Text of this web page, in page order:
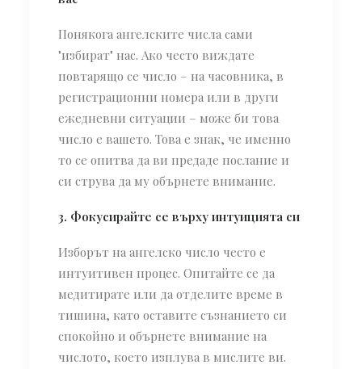
Понякога ангелските числа сами
"избират" нас. Ако често виждате
повтарящо се число – на часовника, в
регистрационни номера или в други
ежедневни ситуации – може би това
число е вашето. Това е знак, че именно
то се опитва да ви предаде послание и
си струва да му обърнете внимание.
3. Фокусирайте се върху интуицията си
Изборът на ангелско число често е
интуитивен процес. Опитайте се да
медитирате или да отделите време в
тишина, като оставите съзнанието си
спокойно и обърнете внимание на
числото, което изплува в мислите ви.